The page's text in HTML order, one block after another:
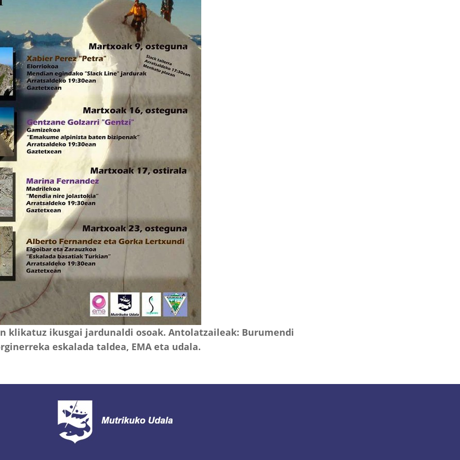
klikatuz ikusgai jardunaldi osoak. Antolatzaileak: Burumendi
eskalada taldea, EMA eta udala.